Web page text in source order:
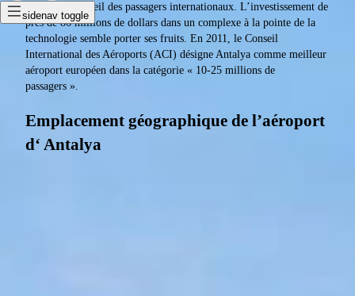
sidenav toggle
capacité d’accueil des passagers internationaux. L’investissement de
près de 86 millions de dollars dans un complexe à la pointe de la
technologie semble porter ses fruits. En 2011, le Conseil
International des Aéroports (ACI) désigne Antalya comme meilleur
aéroport européen dans la catégorie « 10-25 millions de
passagers ».
Emplacement géographique de l’aéroport
d‘ Antalya